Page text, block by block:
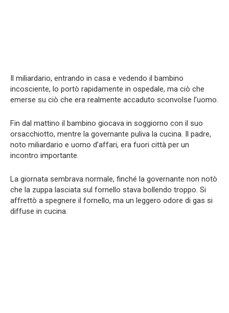
Il miliardario, entrando in casa e vedendo il bambino
incosciente, lo portò rapidamente in ospedale, ma ciò che
emerse su ciò che era realmente accaduto sconvolse l’uomo.
Fin dal mattino il bambino giocava in soggiorno con il suo
orsacchiotto, mentre la governante puliva la cucina. Il padre,
noto miliardario e uomo d’affari, era fuori città per un
incontro importante.
La giornata sembrava normale, finché la governante non notò
che la zuppa lasciata sul fornello stava bollendo troppo. Si
affrettò a spegnere il fornello, ma un leggero odore di gas si
diffuse in cucina.